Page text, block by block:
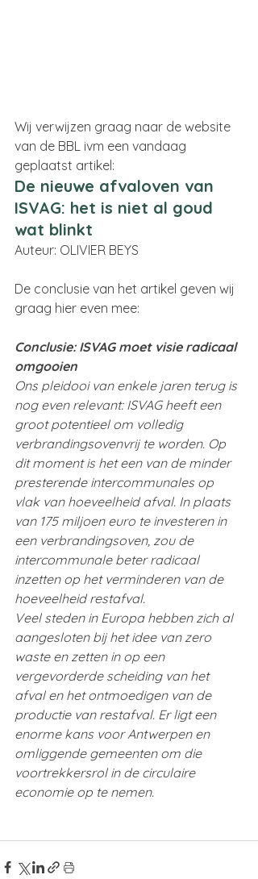
Wij verwijzen graag naar de website
van de BBL ivm een vandaag
geplaatst artikel:
De nieuwe afvaloven van
ISVAG: het is niet al goud
wat blinkt
Auteur: OLIVIER BEYS
De conclusie van het artikel geven wij
graag hier even mee:
Conclusie: ISVAG moet visie radicaal
omgooien
Ons pleidooi van enkele jaren terug is
nog even relevant: ISVAG heeft een
groot potentieel om volledig
verbrandingsovenvrij te worden. Op
dit moment is het een van de minder
presterende intercommunales op
vlak van hoeveelheid afval. In plaats
van 175 miljoen euro te investeren in
een verbrandingsoven, zou de
intercommunale beter radicaal
inzetten op het verminderen van de
hoeveelheid restafval.
Veel steden in Europa hebben zich al
aangesloten bij het idee van zero
waste en zetten in op een
vergevorderde scheiding van het
afval en het ontmoedigen van de
productie van restafval. Er ligt een
enorme kans voor Antwerpen en
omliggende gemeenten om die
voortrekkersrol in de circulaire
economie op te nemen.